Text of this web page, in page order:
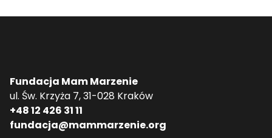
Fundacja Mam Marzenie
ul. Św. Krzyża 7, 31-028 Kraków
+48 12 426 31 11
fundacja@mammarzenie.org